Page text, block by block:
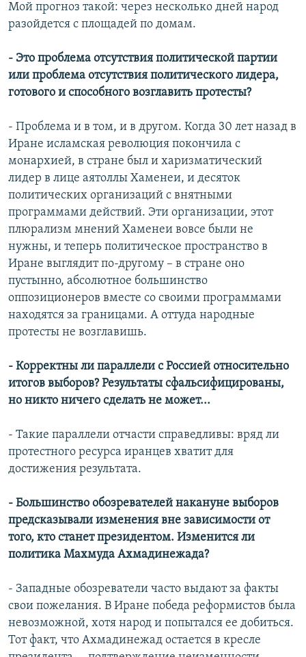
Мой прогноз такой: через несколько дней народ
разойдется с площадей по домам.
- Это проблема отсутствия политической партии
или проблема отсутствия политического лидера,
готового и способного возглавить протесты?
- Проблема и в том, и в другом. Когда 30 лет назад в
Иране исламская революция покончила с
монархией, в стране был и харизматический
лидер в лице аятоллы Хаменеи, и десяток
политических организаций с внятными
программами действий. Эти организации, этот
плюрализм мнений Хаменеи вовсе были не
нужны, и теперь политическое пространство в
Иране выглядит по-другому – в стране оно
пустынно, абсолютное большинство
оппозиционеров вместе со своими программами
находятся за границами. А оттуда народные
протесты не возглавишь.
- Корректны ли параллели с Россией относительно
итогов выборов? Результаты сфальсифицированы,
но никто ничего сделать не может...
- Такие параллели отчасти справедливы: вряд ли
протестного ресурса иранцев хватит для
достижения результата.
- Большинство обозревателей накануне выборов
предсказывали изменения вне зависимости от
того, кто станет президентом. Изменится ли
политика Махмуда Ахмадинежада?
- Западные обозреватели часто выдают за факты
свои пожелания. В Иране победа реформистов была
невозможной, хотя народ и попытался ее добиться.
Тот факт, что Ахмадинежад остается в кресле